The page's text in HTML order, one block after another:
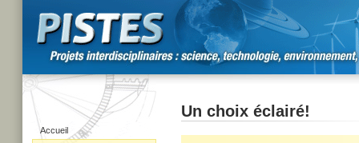
Accueil
Un choix éclairé!